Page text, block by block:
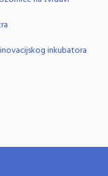
inkubatora